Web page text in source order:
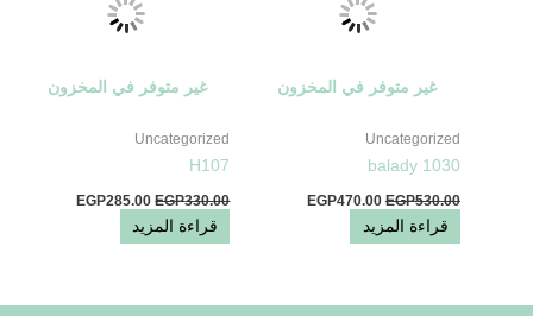
غير متوفر في المخزون
Uncategorized
balady 1030
EGP530.00
EGP470.00
قراءة المزيد
غير متوفر في المخزون
Uncategorized
H107
EGP330.00
EGP285.00
قراءة المزيد